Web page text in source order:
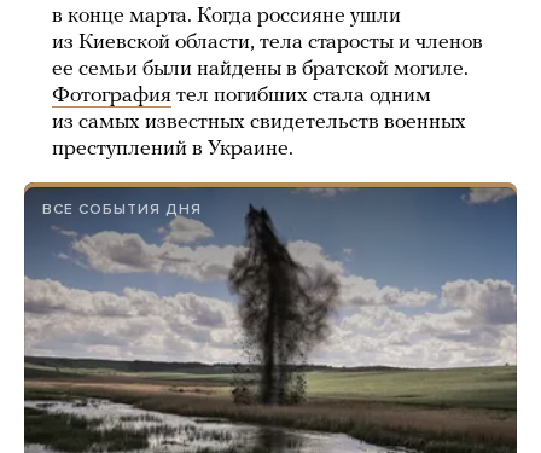
в конце марта. Когда россияне ушли
из Киевской области, тела старосты и членов
ее семьи были найдены в братской могиле.
Фотография тел погибших стала одним
из самых известных свидетельств военных
преступлений в Украине.
ВСЕ СОБЫТИЯ ДНЯ